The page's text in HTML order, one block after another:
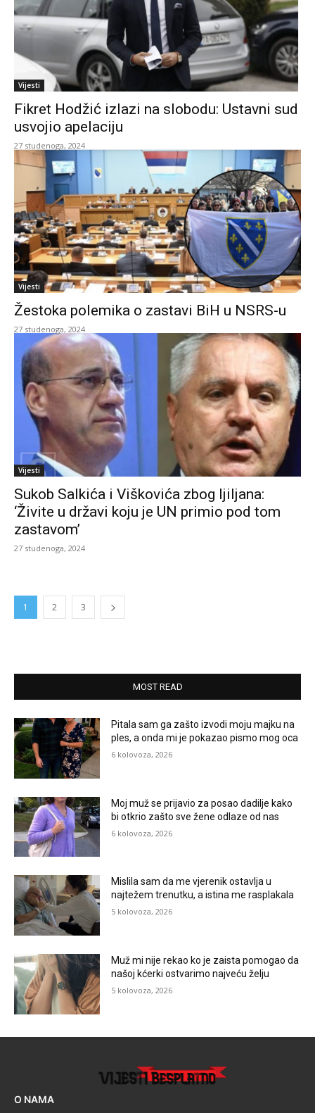
Vijesti
Fikret Hodžić izlazi na slobodu: Ustavni sud
usvojio apelaciju
27 studenoga, 2024
Vijesti
Žestoka polemika o zastavi BiH u NSRS-u
27 studenoga, 2024
Vijesti
Sukob Salkića i Viškovića zbog ljiljana:
‘Živite u državi koju je UN primio pod tom
zastavom’
27 studenoga, 2024
1 2 3
MOST READ
Pitala sam ga zašto izvodi moju majku na
ples, a onda mi je pokazao pismo mog oca
6 kolovoza, 2026
Moj muž se prijavio za posao dadilje kako
bi otkrio zašto sve žene odlaze od nas
6 kolovoza, 2026
Mislila sam da me vjerenik ostavlja u
najtežem trenutku, a istina me rasplakala
5 kolovoza, 2026
Muž mi nije rekao ko je zaista pomogao da
našoj kćerki ostvarimo najveću želju
5 kolovoza, 2026
O NAMA